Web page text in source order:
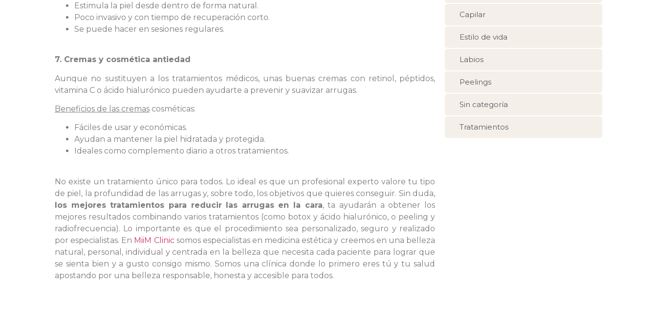
Estimula la piel desde dentro de forma natural.
Poco invasivo y con tiempo de recuperación corto.
Se puede hacer en sesiones regulares.
7. Cremas y cosmética antiedad
Aunque no sustituyen a los tratamientos médicos, unas buenas cremas con retinol, péptidos,
vitamina C o ácido hialurónico pueden ayudarte a prevenir y suavizar arrugas.
Beneficios de las cremas cosméticas:
Fáciles de usar y económicas.
Ayudan a mantener la piel hidratada y protegida.
Ideales como complemento diario a otros tratamientos.
No existe un tratamiento único para todos. Lo ideal es que un profesional experto valore tu tipo
de piel, la profundidad de las arrugas y, sobre todo, los objetivos que quieres conseguir. Sin duda,
los mejores tratamientos para reducir las arrugas en la cara, ta ayudarán a obtener los
mejores resultados combinando varios tratamientos (como botox y ácido hialurónico, o peeling y
radiofrecuencia). Lo importante es que el procedimiento sea personalizado, seguro y realizado
por especialistas. En MiiM Clinicsomos especialistas en medicina estética y creemos en una belleza
natural, personal, individual y centrada en la belleza que necesita cada paciente para lograr que
se sienta bien y a gusto consigo mismo. Somos una clínica donde lo primero eres tú y tu salud
apostando por una belleza responsable, honesta y accesible para todos.
Capilar
Estilo de vida
Labios
Peelings
Sin categoría
Tratamientos